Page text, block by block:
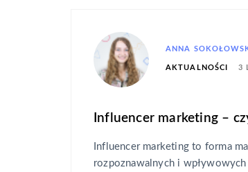
ANNA
AKTUALNOŚCI 3
Influencer marketing –
Influencer marketing to forma
rozpoznawalnych i